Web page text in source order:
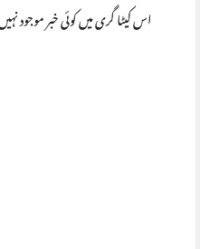
اس کیٹا گری میں کوئی خبر موجود